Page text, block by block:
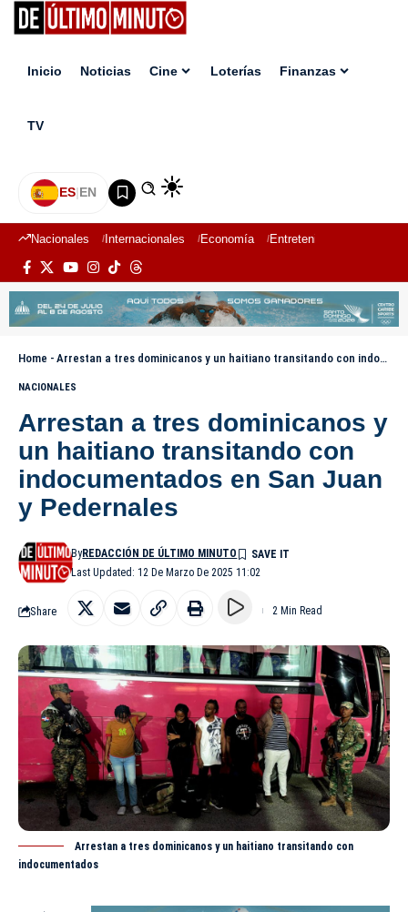
Inicio Noticias Cine Loterías Finanzas
TV
ES|EN
Nacionales Internacionales Economía Entretenimiento
Home - Arrestan a tres dominicanos y un haitiano transitando con indocumentados en San Juan y Pedernales
NACIONALES
Arrestan a tres dominicanos y
un haitiano transitando con
indocumentados en San Juan
y Pedernales
Last Updated: 12 De Marzo De 2025 11:02
ByREDACCIÓN DE ÚLTIMO MINUTO
Share 2 Min Read
Arrestan a tres dominicanos y un haitiano transitando con
indocumentados